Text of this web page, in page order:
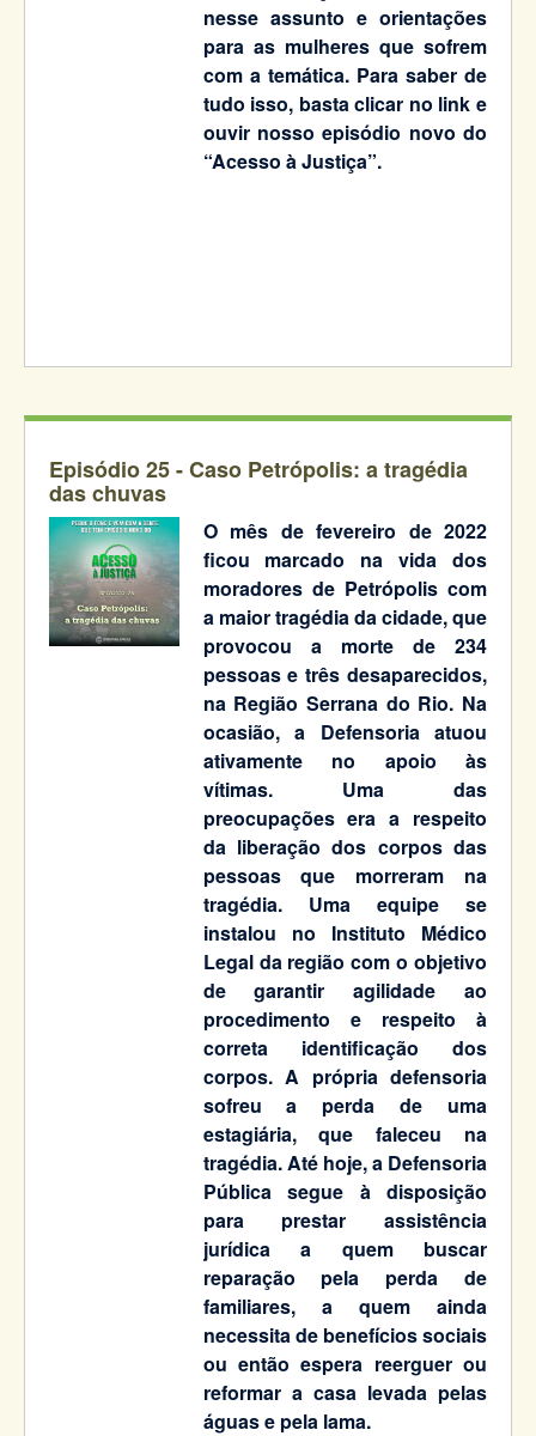
nesse assunto e orientações
para as mulheres que sofrem
com a temática. Para saber de
tudo isso, basta clicar no link e
ouvir nosso episódio novo do
“Acesso à Justiça”.
Episódio 25 - Caso Petrópolis: a tragédia
das chuvas
O mês de fevereiro de 2022
ficou marcado na vida dos
moradores de Petrópolis com
a maior tragédia da cidade, que
provocou a morte de 234
pessoas e três desaparecidos,
na Região Serrana do Rio. Na
ocasião, a Defensoria atuou
ativamente no apoio às
vítimas. Uma das
preocupações era a respeito
da liberação dos corpos das
pessoas que morreram na
tragédia. Uma equipe se
instalou no Instituto Médico
Legal da região com o objetivo
de garantir agilidade ao
procedimento e respeito à
correta identificação dos
corpos. A própria defensoria
sofreu a perda de uma
estagiária, que faleceu na
tragédia. Até hoje, a Defensoria
Pública segue à disposição
para prestar assistência
jurídica a quem buscar
reparação pela perda de
familiares, a quem ainda
necessita de benefícios sociais
ou então espera reerguer ou
reformar a casa levada pelas
águas e pela lama.